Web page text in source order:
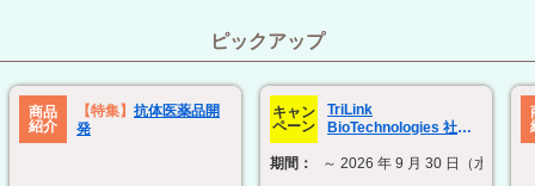
ピックアップ
商品
紹介
【特集】 抗体医薬品開
発
キャン
ペーン
TriLink
BioTechnologies 社
連製品 30% OFF キャン
期間： ～ 2026 年 9 月 30 日（水）